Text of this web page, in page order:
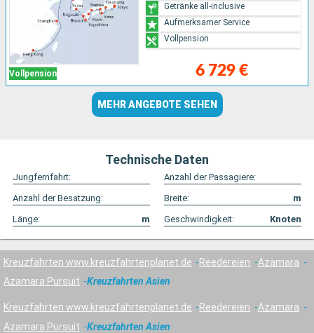
Vollpension 6 729 €
Getränke all-inclusive
Aufmerksamer Service
Vollpension
MEHR ANGEBOTE SEHEN
Technische Daten
Jungfernfahrt:
Anzahl der Passagiere:
Anzahl der Besatzung:
Breite:
m
Länge:
m Geschwindigkeit: Knoten
Kreuzfahrten www.kreuzfahrtenplanet.de Reedereien
Azamara
Azamara Pursuit
Kreuzfahrten Asien
Kreuzfahrten www.kreuzfahrtenplanet.de Reedereien
Azamara
Azamara Pursuit
Kreuzfahrten Asien